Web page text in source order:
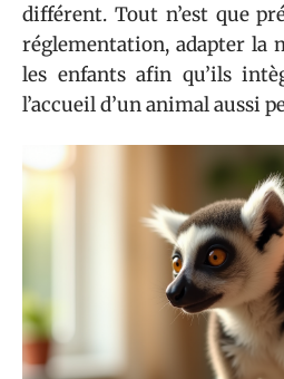
différent. Tout n’est que
réglementation, adapter la
les enfants afin qu’ils
l’accueil d’un animal aussi